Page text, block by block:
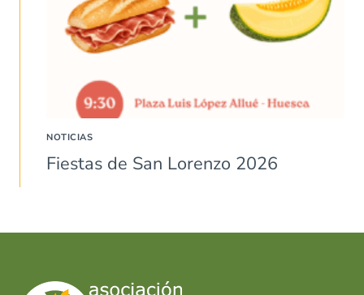
NOTICIAS
Fiestas de San Lorenzo 2026